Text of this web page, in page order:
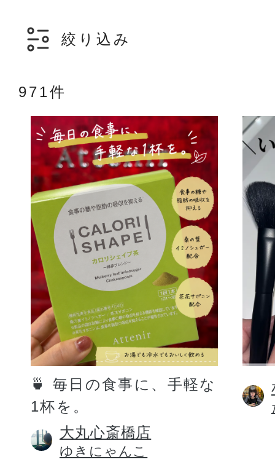
アテニアの「
お友達紹介サ
定期お届けサ
スキンケア人気ライン
絞り込み
971件
🍵 毎日の食事に、手軽な
1杯を。
大丸心斎橋店
ゆきにゃんこ